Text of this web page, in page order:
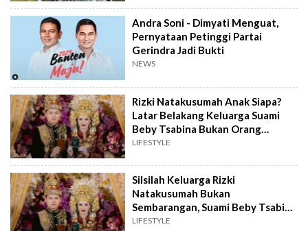
Andra Soni - Dimyati Menguat,
Pernyataan Petinggi Partai
Gerindra Jadi Bukti
NEWS
Rizki Natakusumah Anak Siapa?
Latar Belakang Keluarga Suami
Beby Tsabina Bukan Orang
Sembarangan
LIFESTYLE
Silsilah Keluarga Rizki
Natakusumah Bukan
Sembarangan, Suami Beby Tsabina
Punya Jejak Dinasti Politik Kental!
LIFESTYLE